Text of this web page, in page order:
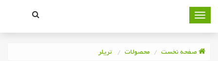
صفحه نخست محصولات تریلر